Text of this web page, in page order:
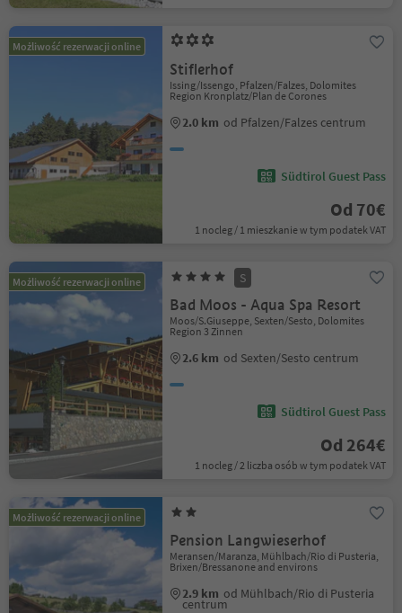
Możliwość rezerwacji online
Stiflerhof
Issing/Issengo, Pfalzen/Falzes, Dolomites
Region Kronplatz/Plan de Corones
2.0 km od Pfalzen/Falzes centrum
Südtirol Guest Pass
Od 70€
1 nocleg / 1 mieszkanie w tym podatek VAT
Możliwość rezerwacji online S
Bad Moos - Aqua Spa Resort
Moos/S.Giuseppe, Sexten/Sesto, Dolomites
Region 3 Zinnen
2.6 km od Sexten/Sesto centrum
Südtirol Guest Pass
Od 264€
1 nocleg / 2 liczba osób w tym podatek VAT
Możliwość rezerwacji online
Pension Langwieserhof
Meransen/Maranza, Mühlbach/Rio di Pusteria,
Brixen/Bressanone and environs
2.9 km od Mühlbach/Rio di Pusteria
centrum